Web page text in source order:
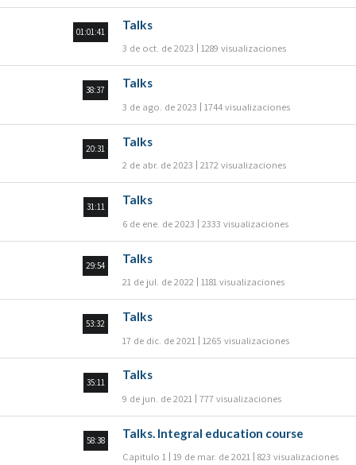
01:01:41
Talks
3 de oct. de 2023 1289 visualizaciones
38:37
Talks
3 de ago. de 2023 1744 visualizaciones
20:31
Talks
2 de abr. de 2023 2172 visualizaciones
31:11
Talks
6 de ene. de 2023 2333 visualizaciones
29:54
Talks
21 de jul. de 2022 1181 visualizaciones
53:32
Talks
17 de dic. de 2021 1265 visualizaciones
35:11
Talks
9 de jun. de 2021 777 visualizaciones
58:38
Talks. Integral education course
Capitulo 1 19 de mar. de 2021 823 visualizaciones